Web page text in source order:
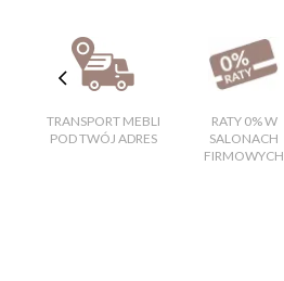
TRANSPORT MEBLI
POD TWÓJ ADRES
RATY 0% W
SALONACH
FIRMOWYCH